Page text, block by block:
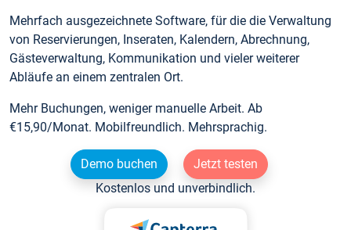
Mehrfach ausgezeichnete Software, für die die Verwaltung
von Reservierungen, Inseraten, Kalendern, Abrechnung,
Gästeverwaltung, Kommunikation und vieler weiterer
Abläufe an einem zentralen Ort.
Mehr Buchungen, weniger manuelle Arbeit. Ab
€15,90/Monat. Mobilfreundlich. Mehrsprachig.
Demo buchen
Jetzt testen
Kostenlos und unverbindlich.